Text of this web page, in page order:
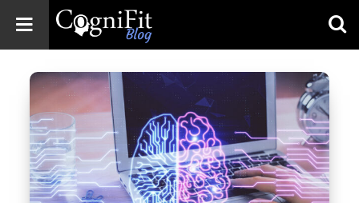
Blog: Brain
Health
News
Brain Training,
Mental Health, and
Wellness